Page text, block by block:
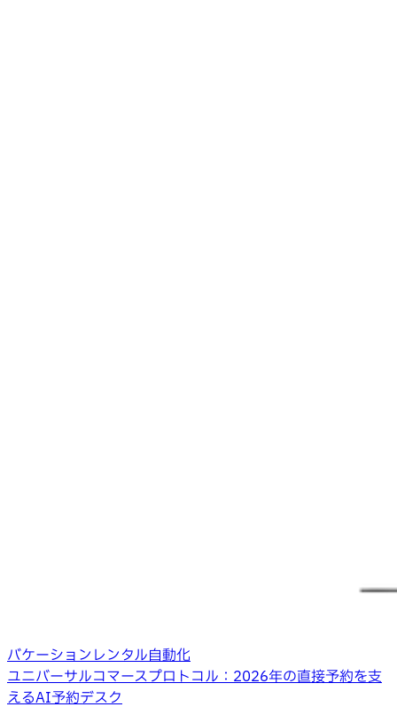
バケーションレンタル自動化
ユニバーサルコマースプロトコル：2026年の直接予約を支
えるAI予約デスク